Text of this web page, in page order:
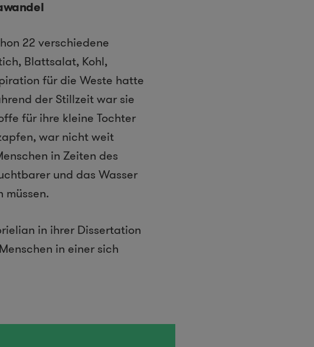
22 verschiedene
Blattsalat, Kohl,
für die Weste hatte
der Stillzeit war sie
für ihre kleine Tochter
war nicht weit
in Zeiten des
und das Wasser
müssen.
in ihrer Dissertation
in einer sich